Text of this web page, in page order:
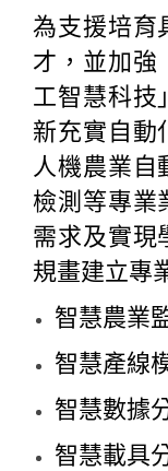
為支援培育
才，並加強
工智慧科技
新充實自動
人機農業自
檢測等專業
需求及實現
規畫建立專
智慧農業
智慧產線
智慧數據
智慧載具